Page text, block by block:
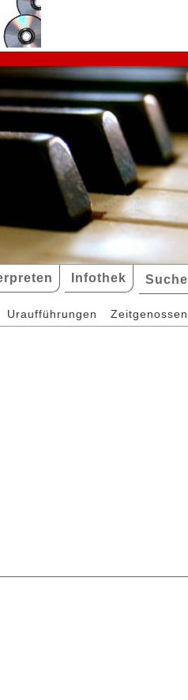
Infothek Suche
Uraufführungen Zeitgenossen